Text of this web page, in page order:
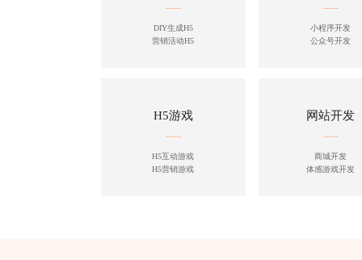
DIY生成H5
营销活动H5
小程序开发
公众号开发
H5游戏
H5互动游戏
H5营销游戏
网站开发
商城开发
体感游戏开发